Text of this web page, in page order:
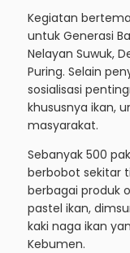
Kegiatan
untuk Generasi
Nelayan Suwuk,
Puring. Selain
sosialisasi
khususnya ikan,
masyarakat.
Sebanyak 500
berbobot sekitar
berbagai produk
pastel ikan,
kaki naga ikan
Kebumen.